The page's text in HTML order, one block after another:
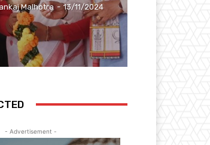
Malhotra - 13/11/2024
- Advertisement -